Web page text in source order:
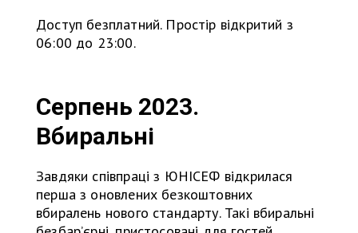
Доступ безплатний. Простір відкритий з
06:00 до 23:00.
Серпень 2023.
Вбиральні
Завдяки співпраці з ЮНІСЕФ відкрилася
перша з оновлених безкоштовних
вбиралень нового стандарту. Такі вбиральні